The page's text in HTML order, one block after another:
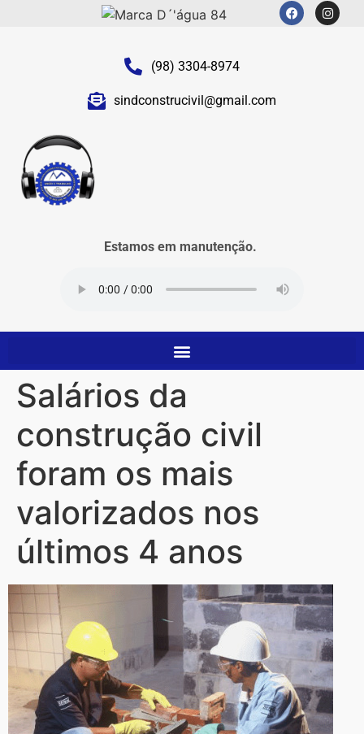
(98) 3304-8974
sindconstrucivil@gmail.com
Estamos em manutenção.
Salários da
construção civil
foram os mais
valorizados nos
últimos 4 anos